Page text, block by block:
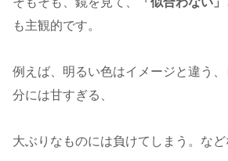
も主観的です。
例えば、明るい色はイメージと違う
分には甘すぎる、
大ぶりなものには負けてしまう。など